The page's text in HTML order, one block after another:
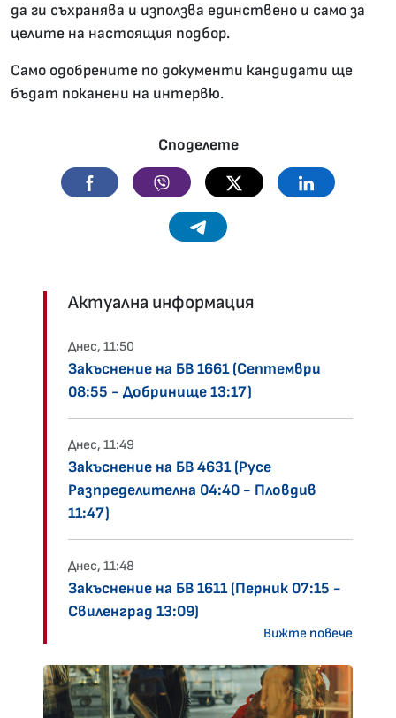
да ги съхранява и използва единствено и само зa
целите на настоящия подбор.
Само одобрените по документи кандидати ще
бъдат поканени на интервю.
Споделете
Facebook Viber Twitter Linkedin
Telegram
Актуална информация
Днес, 11:50
Закъснение на БВ 1661 (Септември
08:55 - Добринище 13:17)
Днес, 11:49
Закъснение на БВ 4631 (Русе
Разпределителна 04:40 - Пловдив
11:47)
Днес, 11:48
Закъснение на БВ 1611 (Перник 07:15 -
Свиленград 13:09)
Вижте повече